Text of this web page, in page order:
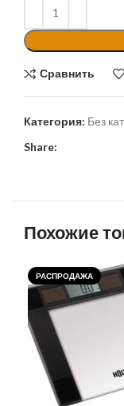
Сравнить
Категория: Без
Share:
Похожие
РАСПРОДАЖА